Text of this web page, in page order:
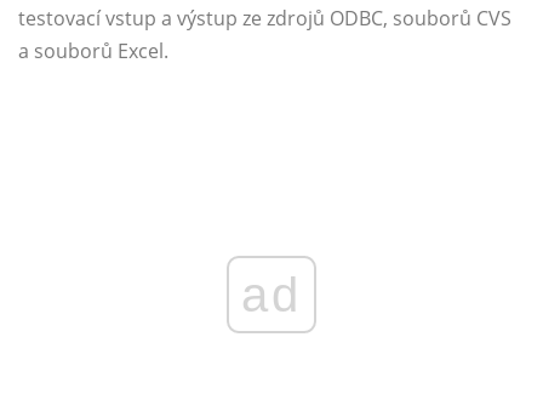
testovací vstup a výstup ze zdrojů ODBC, souborů CVS
a souborů Excel.
ad